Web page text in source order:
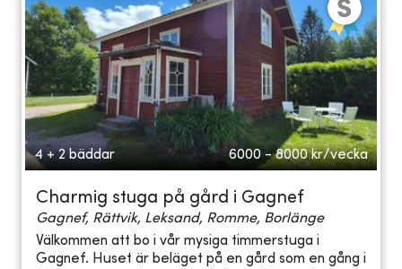
4 + 2 bäddar 6000 - 8000 kr/vecka
Charmig stuga på gård i Gagnef
Gagnef, Rättvik, Leksand, Romme, Borlänge
Välkommen att bo i vår mysiga timmerstuga i
Gagnef. Huset är beläget på en gård som en gång i